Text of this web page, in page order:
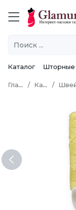
Каталог Шторные
Главная Каталог Швейная
Previous